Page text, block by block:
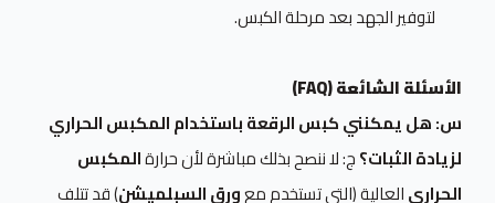
لتوفير الجهد بعد مرحلة الكبس.
الأسئلة الشائعة (FAQ)
س: هل يمكنني كبس الرقعة باستخدام المكبس الحراري
لزيادة الثبات؟ج: لا ننصح بذلك مباشرة لأن حرارةالمكبس
الحراريالعالية (التي تستخدم معورق السبلميشن) قد تتلف